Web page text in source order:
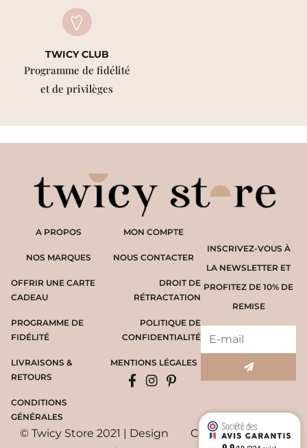
TWICY CLUB
Programme de fidélité
et de privilèges
A PROPOS
NOS MARQUES
OFFRIR UNE CARTE
CADEAU
PROGRAMME DE
FIDÉLITÉ
LIVRAISONS &
RETOURS
CONDITIONS
GÉNÉRALES
INSCRIVEZ-VOUS À
LA NEWSLETTER ET
PROFITEZ DE 10% DE
REMISE
MON COMPTE
NOUS CONTACTER
DROIT DE
RÉTRACTATION
POLITIQUE DE
CONFIDENTIALITÉ
MENTIONS LÉGALES
© Twicy Store 2021 | Design
Création du site